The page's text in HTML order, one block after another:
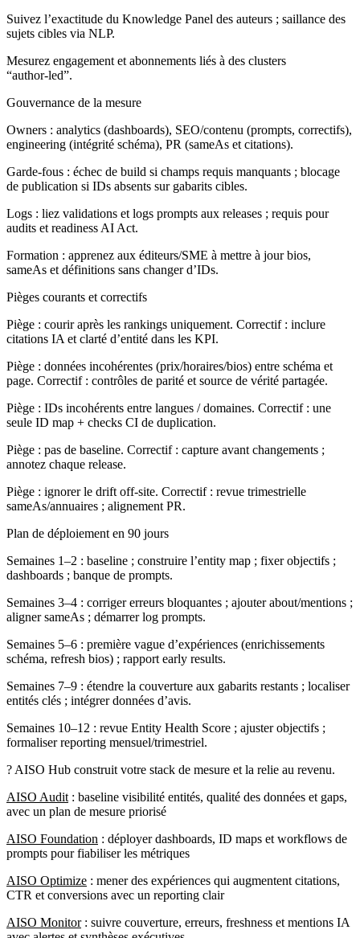
Suivez l’exactitude du Knowledge Panel des auteurs ; saillance des
sujets cibles via NLP.
Mesurez engagement et abonnements liés à des clusters
“author‑led”.
Gouvernance de la mesure
Owners : analytics (dashboards), SEO/contenu (prompts, correctifs),
engineering (intégrité schéma), PR (sameAs et citations).
Garde‑fous : échec de build si champs requis manquants ; blocage
de publication si IDs absents sur gabarits cibles.
Logs : liez validations et logs prompts aux releases ; requis pour
audits et readiness AI Act.
Formation : apprenez aux éditeurs/SME à mettre à jour bios,
sameAs et définitions sans changer d’IDs.
Pièges courants et correctifs
Piège : courir après les rankings uniquement. Correctif : inclure
citations IA et clarté d’entité dans les KPI.
Piège : données incohérentes (prix/horaires/bios) entre schéma et
page. Correctif : contrôles de parité et source de vérité partagée.
Piège : IDs incohérents entre langues / domaines. Correctif : une
seule ID map + checks CI de duplication.
Piège : pas de baseline. Correctif : capture avant changements ;
annotez chaque release.
Piège : ignorer le drift off‑site. Correctif : revue trimestrielle
sameAs/annuaires ; alignement PR.
Plan de déploiement en 90 jours
Semaines 1–2 : baseline ; construire l’entity map ; fixer objectifs ;
dashboards ; banque de prompts.
Semaines 3–4 : corriger erreurs bloquantes ; ajouter about/mentions ;
aligner sameAs ; démarrer log prompts.
Semaines 5–6 : première vague d’expériences (enrichissements
schéma, refresh bios) ; rapport early results.
Semaines 7–9 : étendre la couverture aux gabarits restants ; localiser
entités clés ; intégrer données d’avis.
Semaines 10–12 : revue Entity Health Score ; ajuster objectifs ;
formaliser reporting mensuel/trimestriel.
? AISO Hub construit votre stack de mesure et la relie au revenu.
AISO Audit : baseline visibilité entités, qualité des données et gaps,
avec un plan de mesure priorisé
AISO Foundation : déployer dashboards, ID maps et workflows de
prompts pour fiabiliser les métriques
AISO Optimize : mener des expériences qui augmentent citations,
CTR et conversions avec un reporting clair
AISO Monitor: suivre couverture, erreurs, freshness et mentions IA